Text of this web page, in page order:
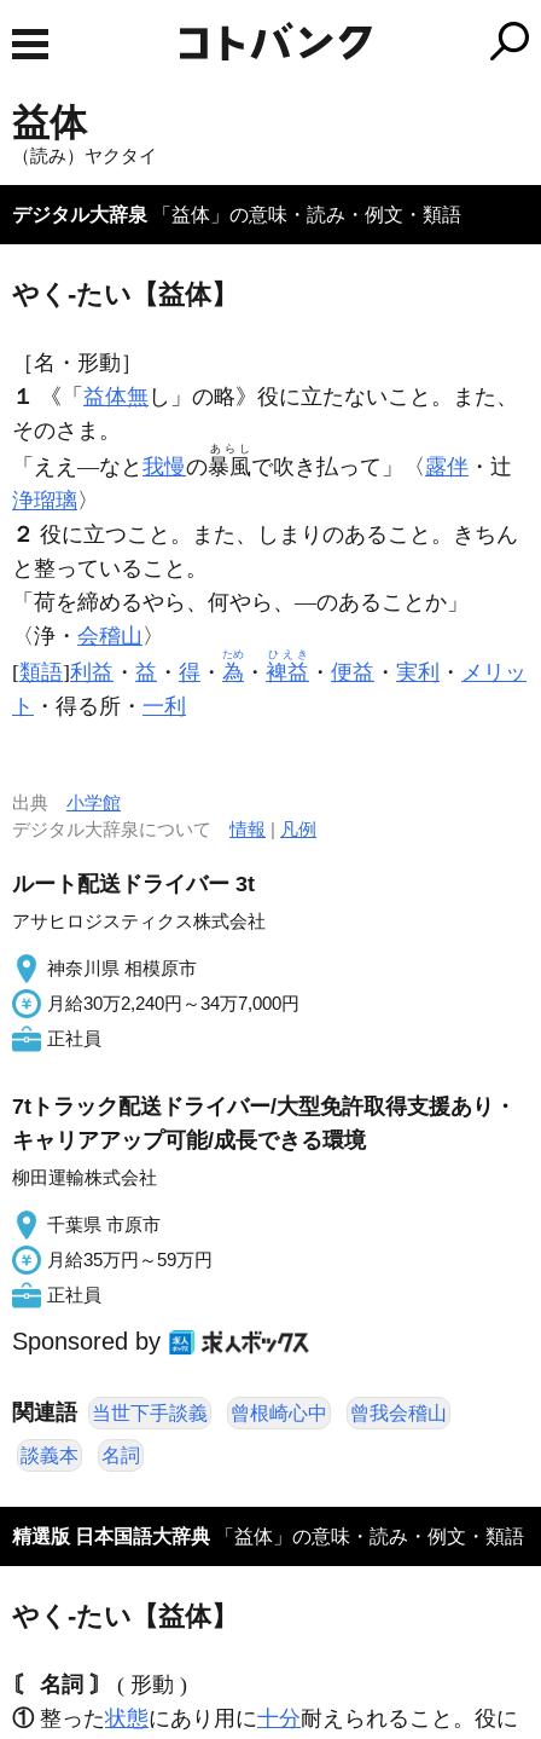
益体
（読み）ヤクタイ
デジタル大辞泉 「益体」の意味・読み・例文・類語
やく‐たい【益体】
［名・形動］
１
《「 益体無 し」の略》役に立たないこと。また、
そのさま。
「ええ―なと 我慢の暴風
あらし
で吹き払って」〈 露伴 ・辻
浄瑠璃〉
２ 役に立つこと。また、しまりのあること。きちん
と整っていること。
「荷を締めるやら、何やら、―のあることか」
〈浄・ 会稽山 〉
[類語]利益 ・ 益 ・ 得 ・ 為
ため
・ 裨益
ひえき
・ 便益 ・ 実利 ・ メリッ
ト ・得る所・ 一利
出典 小学館
デジタル大辞泉について情報 | 凡例
ルート配送ドライバー 3t
アサヒロジスティクス株式会社
神奈川県 相模原市
月給30万2,240円～34万7,000円
正社員
7tトラック配送ドライバー/大型免許取得支援あり・
キャリアアップ可能/成長できる環境
柳田運輸株式会社
千葉県 市原市
月給35万円～59万円
正社員
Sponsored by
関連語 当世下手談義 曾根崎心中 曾我会稽山
談義本 名詞
精選版 日本国語大辞典 「益体」の意味・読み・例文・類語
やく‐たい【益体】
〘 名詞 〙
( 形動 )
①整った状態にあり用に十分耐えられること。役に